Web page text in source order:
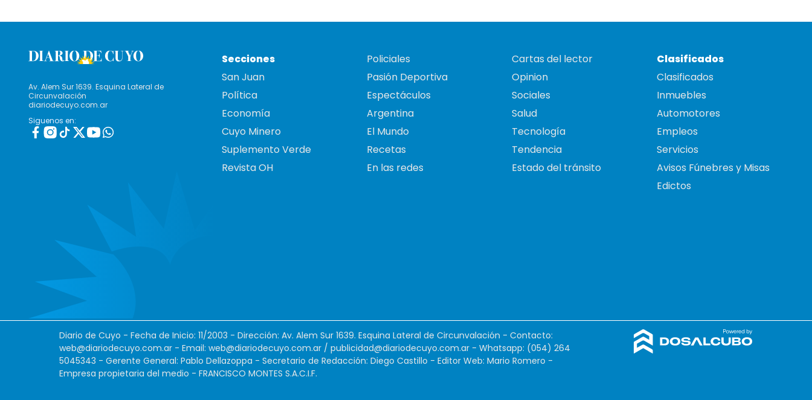
Av. Alem Sur 1639. Esquina Lateral de
Circunvalación
diariodecuyo.com.ar
Siguenos en:
Secciones
San Juan
Política
Economía
Cuyo Minero
Suplemento Verde
Revista OH
Policiales
Pasión Deportiva
Espectáculos
Argentina
El Mundo
Recetas
En las redes
Cartas del lector
Opinion
Sociales
Salud
Tecnología
Tendencia
Estado del tránsito
Clasificados
Clasificados
Inmuebles
Automotores
Empleos
Servicios
Avisos Fúnebres y Misas
Edictos
Diario de Cuyo - Fecha de Inicio: 11/2003 - Dirección: Av. Alem Sur 1639. Esquina Lateral de Circunvalación - Contacto:
web@diariodecuyo.com.ar - Email: web@diariodecuyo.com.ar / publicidad@diariodecuyo.com.ar - Whatsapp: (054) 264
5045343 - Gerente General: Pablo Dellazoppa - Secretario de Redacción: Diego Castillo - Editor Web: Mario Romero -
Empresa propietaria del medio - FRANCISCO MONTES S.A.C.I.F.